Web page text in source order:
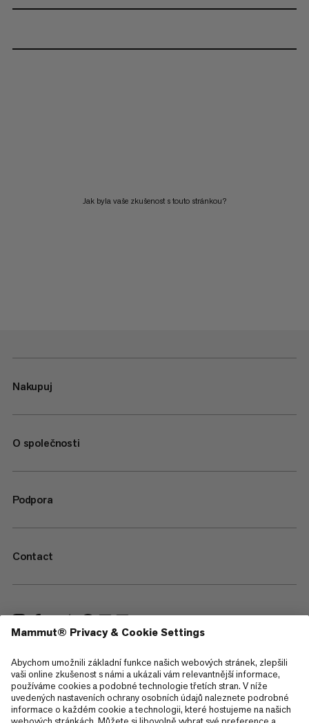
Jak byla vaše zkušenost s touto stránkou?
Nakupuj
O společnosti
Podpora
Contact
—
Sitemap